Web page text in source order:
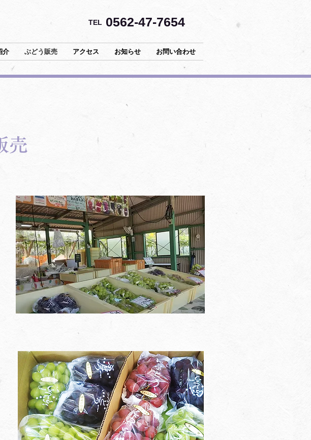
​TEL 0562-47-7654
介 ぶどう販売 アクセス お知らせ お問い合わせ
売